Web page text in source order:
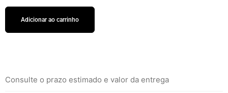
Adicionar ao carrinho
Consulte o prazo estimado e valor da entrega